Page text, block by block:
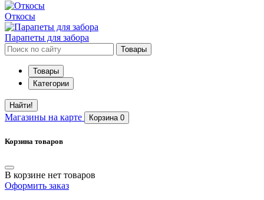
Откосы
Парапеты для забора
Товары
Товары
Категории
Найти!
Магазины на карте Корзина 0
Корзина товаров
В корзине нет товаров
Оформить заказ